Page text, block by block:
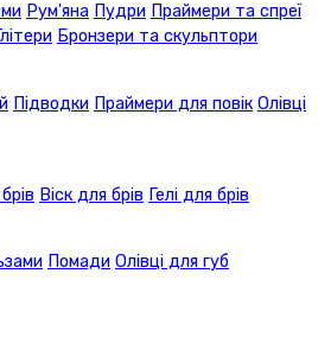
Рум'яна Пудри Праймери та спреї
Бронзери та скульптори
Підводки Праймери для повік Олівці
Віск для брів Гелі для брів
Помади Олівці для губ